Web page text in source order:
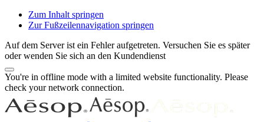
Zum Inhalt springen
Zur Fußzeilennavigation springen
Auf dem Server ist ein Fehler aufgetreten. Versuchen Sie es später
oder wenden Sie sich an den Kundendienst
You're in offline mode with a limited website functionality. Please
check your network connection.